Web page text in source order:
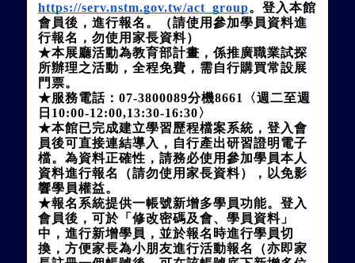
https://serv.nstm.gov.tw/act_group。登入本館
會員後，進行報名。（請使用參加學員資料進
行報名，勿使用家長資料）
★本展廳活動為教育部計畫，係推廣職業試探
所辦理之活動，全程免費，需自行購買常設展
門票。
★服務電話：07-3800089分機8661〈週二至週
日10:00-12:00,13:30-16:30〉
★本館已完成建立學習歷程檔案系統，登入會
員後可直接連結導入，自行產出研習證明電子
檔。為資料正確性，請務必使用參加學員本人
資料進行報名（請勿使用家長資料），以免影
響學員權益。
★報名系統提供一帳號新增多學員功能。登入
會員後，可於「修改密碼及會、學員資料」
中，進行新增學員，並於報名時進行學員切
換，方便家長為小朋友進行活動報名（亦即家